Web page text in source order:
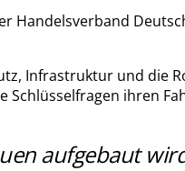
und die
Schlüsselfragen ihren
aufgebaut